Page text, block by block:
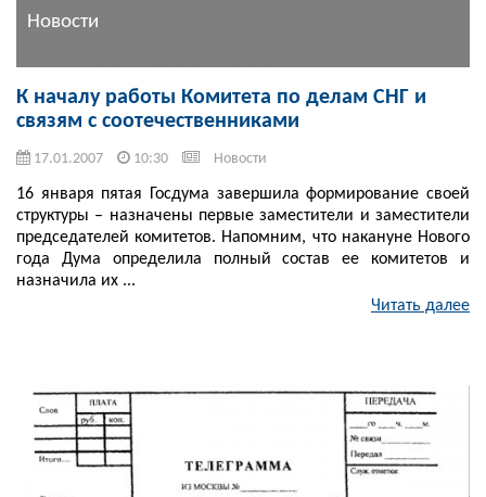
Новости
К началу работы Комитета по делам СНГ и
связям с соотечественниками
17.01.2007 10:30 Новости
16 января пятая Госдума завершила формирование своей
структуры – назначены первые заместители и заместители
председателей комитетов. Напомним, что накануне Нового
года Дума определила полный состав ее комитетов и
назначила их ...
Читать далее